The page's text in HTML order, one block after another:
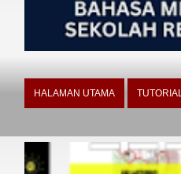
HALAMAN UTAMA TUTORIAL